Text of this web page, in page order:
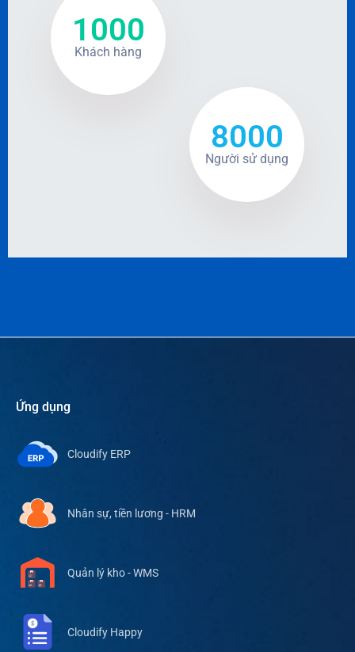
1000
Khách hàng
8000
Người sử dụng
Ứng dụng
Cloudify ERP
Nhân sự, tiền lương - HRM
Quản lý kho - WMS
Cloudify Happy